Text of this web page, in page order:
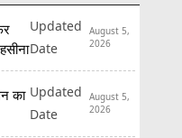
Updated
Date
August 5,
2026
का Updated
Date
August 5,
2026